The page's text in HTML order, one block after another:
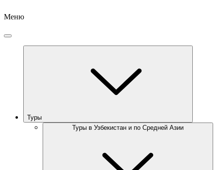
Меню
Туры
Туры в Узбекистан и по Средней Азии